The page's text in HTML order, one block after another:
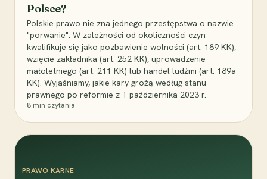
Polsce?
Polskie prawo nie zna jednego przestępstwa o nazwie
"porwanie". W zależności od okoliczności czyn
kwalifikuje się jako pozbawienie wolności (art. 189 KK),
wzięcie zakładnika (art. 252 KK), uprowadzenie
małoletniego (art. 211 KK) lub handel ludźmi (art. 189a
KK). Wyjaśniamy, jakie kary grożą według stanu
prawnego po reformie z 1 października 2023 r.
8 min czytania
PRAWO KARNE